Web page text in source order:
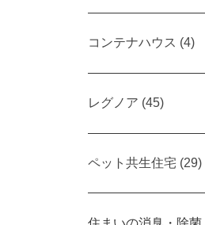
コンテナハウス (4)
レグノア (45)
ペット共生住宅 (29)